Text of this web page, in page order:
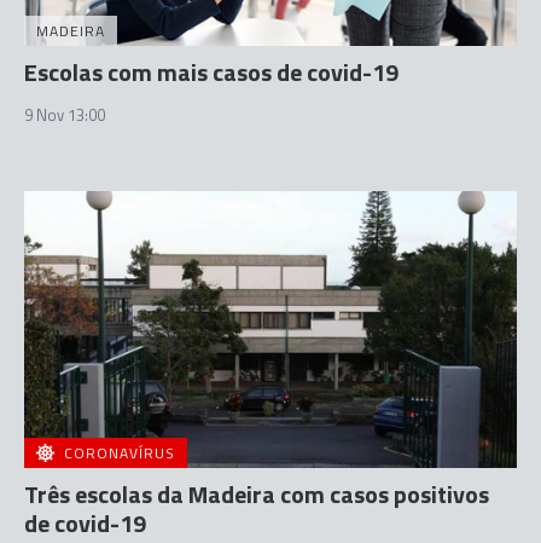
MADEIRA
Escolas com mais casos de covid-19
9 Nov 13:00
CORONAVÍRUS
Três escolas da Madeira com casos positivos
de covid-19